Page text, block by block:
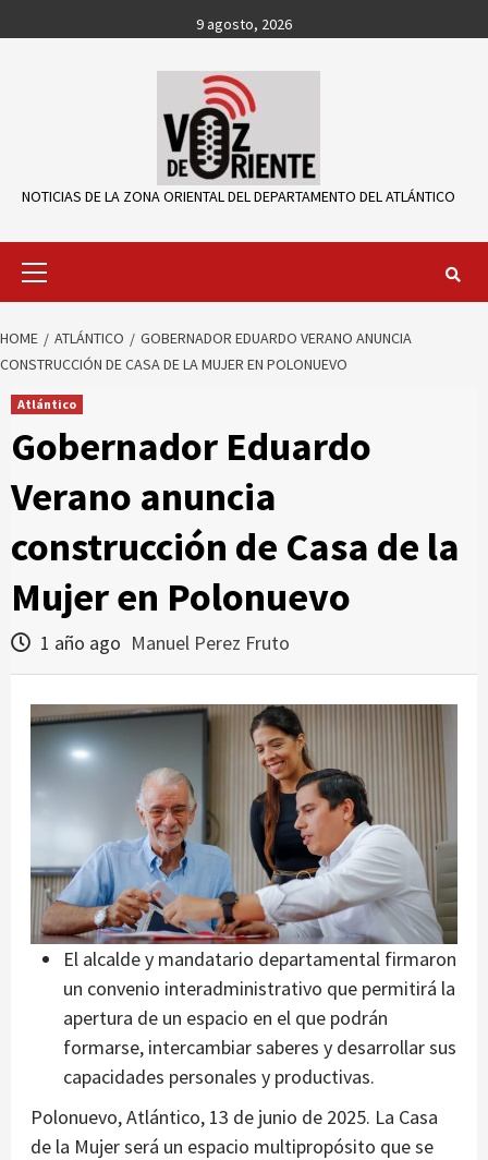
to
9 agosto, 2026
NOTICIAS DE LA ZONA ORIENTAL DEL DEPARTAMENTO DEL ATLÁNTICO
Primary
HOME ATLÁNTICO
GOBERNADOR EDUARDO VERANO ANUNCIA
CONSTRUCCIÓN DE CASA DE LA MUJER EN POLONUEVO
Atlántico
Gobernador Eduardo
Verano anuncia
construcción de Casa de la
Mujer en Polonuevo
1 año ago Manuel Perez Fruto
El alcalde y mandatario departamental firmaron
un convenio interadministrativo que permitirá la
apertura de un espacio en el que podrán
formarse, intercambiar saberes y desarrollar sus
capacidades personales y productivas.
Polonuevo, Atlántico, 13 de junio de 2025. La Casa
de la Mujer será un espacio multipropósito que se